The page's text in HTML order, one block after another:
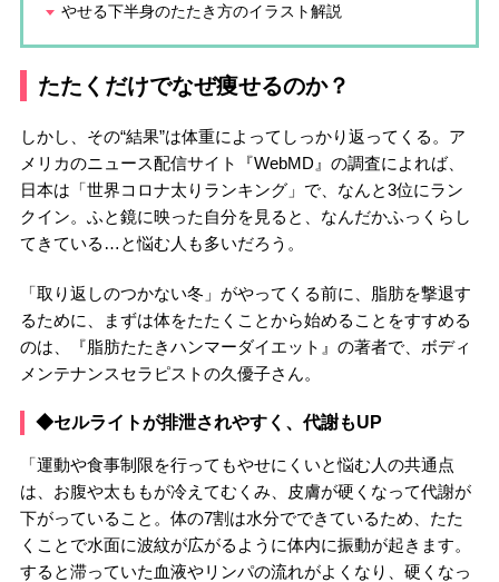
やせる下半身のたたき方のイラスト解説
たたくだけでなぜ痩せるのか？
しかし、その“結果”は体重によってしっかり返ってくる。ア
メリカのニュース配信サイト『WebMD』の調査によれば、
日本は「世界コロナ太りランキング」で、なんと3位にラン
クイン。ふと鏡に映った自分を見ると、なんだかふっくらし
てきている…と悩む人も多いだろう。
「取り返しのつかない冬」がやってくる前に、脂肪を撃退す
るために、まずは体をたたくことから始めることをすすめる
のは、『脂肪たたきハンマーダイエット』の著者で、ボディ
メンテナンスセラピストの久優子さん。
◆セルライトが排泄されやすく、代謝もUP
「運動や食事制限を行ってもやせにくいと悩む人の共通点
は、お腹や太ももが冷えてむくみ、皮膚が硬くなって代謝が
下がっていること。体の7割は水分でできているため、たた
くことで水面に波紋が広がるように体内に振動が起きます。
すると滞っていた血液やリンパの流れがよくなり、硬くなっ